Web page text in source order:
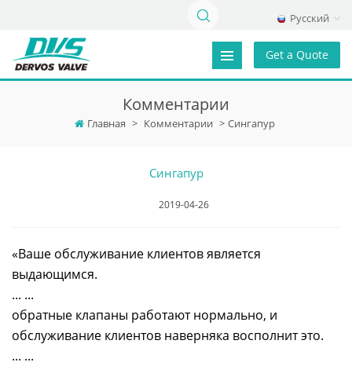
Русский
Get a Quote
Комментарии
Главная > Комментарии > Сингапур
Сингапур
2019-04-26
«Ваше обслуживание клиентов является
выдающимся.
... ...
обратные клапаны работают нормально, и
обслуживание клиентов наверняка восполнит это.
... ...